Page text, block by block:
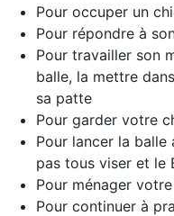
Pour occuper un
Pour répondre à
Pour travailler son
balle, la mettre
sa patte
Pour garder votre
Pour lancer la
pas tous viser et le
Pour ménager
Pour continuer à